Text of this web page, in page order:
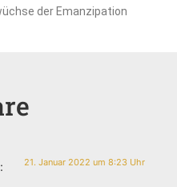
der Emanzipation
21. Januar 2022 um 8:23 Uhr